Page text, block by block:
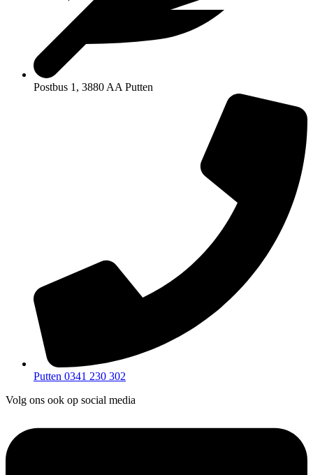
Postbus 1, 3880 AA Putten
Putten 0341 230 302
Volg ons ook op social media